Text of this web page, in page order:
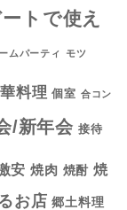
トで使え
ムパーティ モツ
料理 個室 合コン
/新年会 接待
安 焼肉 焼酎 焼
お店 郷土料理